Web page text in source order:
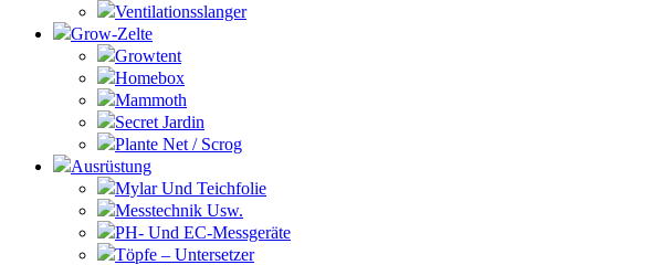
Ventilationsslanger
Grow-Zelte
Growtent
Homebox
Mammoth
Secret Jardin
Plante Net / Scrog
Ausrüstung
Mylar Und Teichfolie
Messtechnik Usw.
PH- Und EC-Messgeräte
Töpfe – Untersetzer